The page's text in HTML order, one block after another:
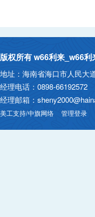
版权所有 w66利来_w66利
地址：海南省海口市人民大
经理电话：0898-
经理邮箱：
美工支持/中旗网络 管理登录